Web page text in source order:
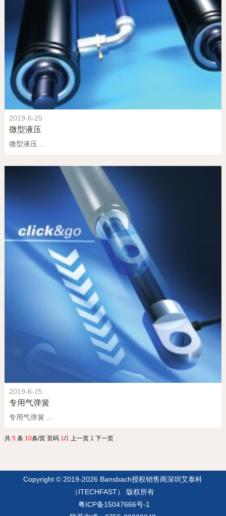
2019-6-25
微型液压
微型液压 ...
2019-6-25
专用气弹簧
专用气弹簧 ...
共5 条 10条/页 页码 1/1 上一页 1 下一页
Copyright © 2019-2026 Bansbach授权销售商深圳艾泰科
（ITECHFAST）
版权所有
粤ICP备15047666号-1